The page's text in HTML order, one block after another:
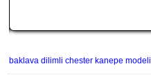
baklava dilimli chester kanepe modeli